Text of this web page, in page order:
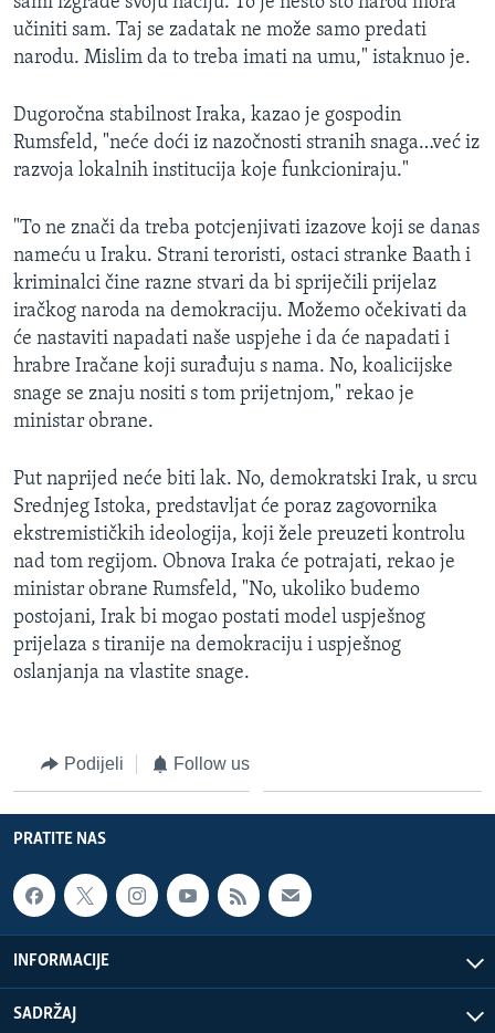
učiniti sam. Taj se zadatak ne može samo predati
narodu. Mislim da to treba imati na umu," istaknuo je.
Dugoročna stabilnost Iraka, kazao je gospodin
Rumsfeld, "neće doći iz nazočnosti stranih snaga…već iz
razvoja lokalnih institucija koje funkcioniraju."
"To ne znači da treba potcjenjivati izazove koji se danas
nameću u Iraku. Strani teroristi, ostaci stranke Baath i
kriminalci čine razne stvari da bi spriječili prijelaz
iračkog naroda na demokraciju. Možemo očekivati da
će nastaviti napadati naše uspjehe i da će napadati i
hrabre Iračane koji surađuju s nama. No, koalicijske
snage se znaju nositi s tom prijetnjom," rekao je
ministar obrane.
Put naprijed neće biti lak. No, demokratski Irak, u srcu
Srednjeg Istoka, predstavljat će poraz zagovornika
ekstremističkih ideologija, koji žele preuzeti kontrolu
nad tom regijom. Obnova Iraka će potrajati, rekao je
ministar obrane Rumsfeld, "No, ukoliko budemo
postojani, Irak bi mogao postati model uspješnog
prijelaza s tiranije na demokraciju i uspješnog
oslanjanja na vlastite snage.
Podijeli Follow us
PRATITE NAS
INFORMACIJE
SADRŽAJ